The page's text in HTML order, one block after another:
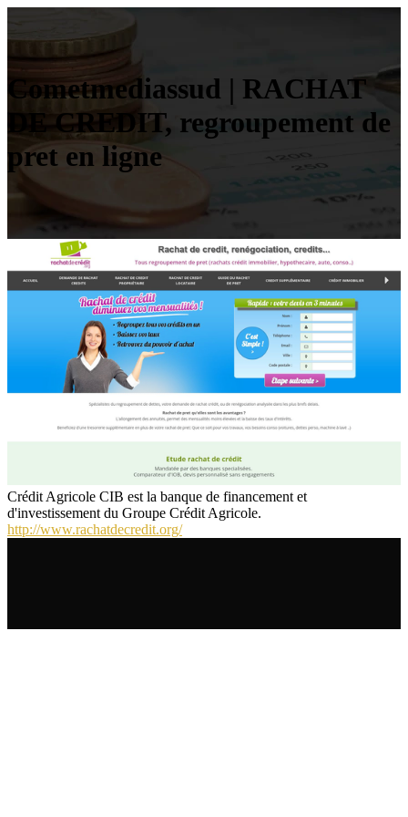
Cometmediassud | RACHAT
DE CREDIT, reg­roupe­ment de
pret en ligne
Crédit Agricole CIB est la banque de financement et
d'investissement du Groupe Crédit Agricole.
http://www.rachatdecredit.org/